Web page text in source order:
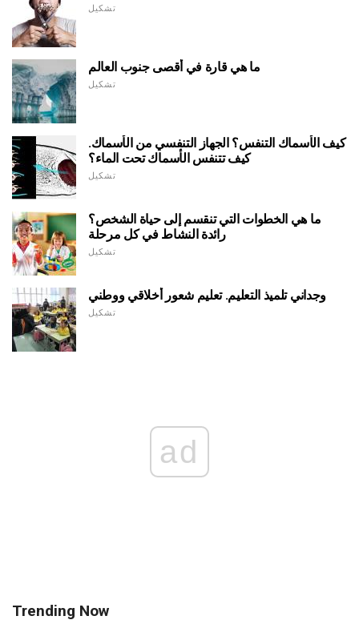
تشكيل
ما هي قارة في أقصى جنوب العالم
تشكيل
كيف الأسماك التنفس؟ الجهاز التنفسي من الأسماك.
كيف تتنفس الأسماك تحت الماء؟
تشكيل
ما هي الخطوات التي تنقسم إلى حياة الشخص؟
رائدة النشاط في كل مرحلة
تشكيل
وجداني تلميذ التعليم. تعليم شعور أخلاقي ووطني
تشكيل
ad
Trending Now